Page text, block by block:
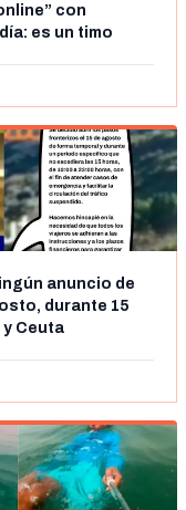
con
es un timo
anuncio de
durante 15
Ceuta